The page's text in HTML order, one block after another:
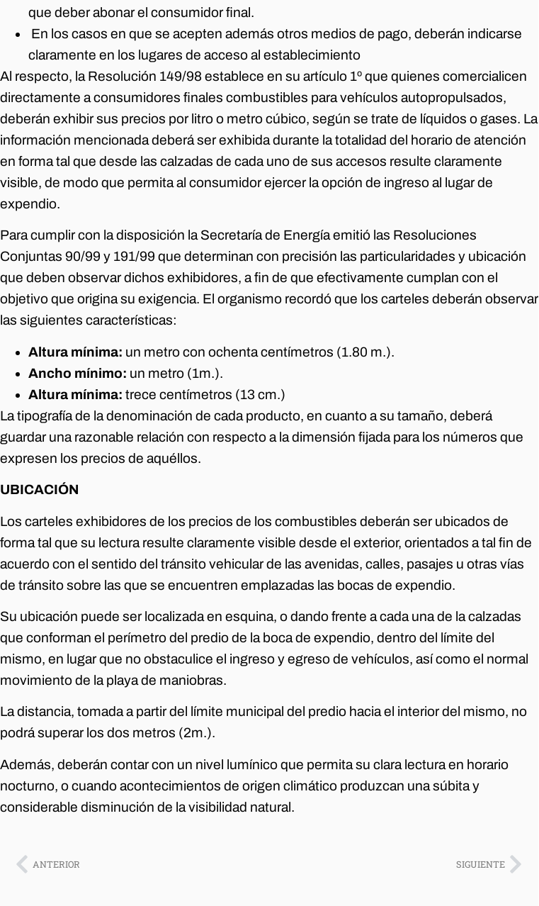
que deber abonar el consumidor final.
En los casos en que se acepten además otros medios de pago, deberán indicarse
claramente en los lugares de acceso al establecimiento
Al respecto, la Resolución 149/98 establece en su artículo 1º que quienes comercialicen
directamente a consumidores finales combustibles para vehículos autopropulsados,
deberán exhibir sus precios por litro o metro cúbico, según se trate de líquidos o gases. La
información mencionada deberá ser exhibida durante la totalidad del horario de atención
en forma tal que desde las calzadas de cada uno de sus accesos resulte claramente
visible, de modo que permita al consumidor ejercer la opción de ingreso al lugar de
expendio.
Para cumplir con la disposición la Secretaría de Energía emitió las Resoluciones
Conjuntas 90/99 y 191/99 que determinan con precisión las particularidades y ubicación
que deben observar dichos exhibidores, a fin de que efectivamente cumplan con el
objetivo que origina su exigencia. El organismo recordó que los carteles deberán observar
las siguientes características:
Altura mínima: un metro con ochenta centímetros (1.80 m.).
Ancho mínimo: un metro (1m.).
Altura mínima: trece centímetros (13 cm.)
La tipografía de la denominación de cada producto, en cuanto a su tamaño, deberá
guardar una razonable relación con respecto a la dimensión fijada para los números que
expresen los precios de aquéllos.
UBICACIÓN
Los carteles exhibidores de los precios de los combustibles deberán ser ubicados de
forma tal que su lectura resulte claramente visible desde el exterior, orientados a tal fin de
acuerdo con el sentido del tránsito vehicular de las avenidas, calles, pasajes u otras vías
de tránsito sobre las que se encuentren emplazadas las bocas de expendio.
Su ubicación puede ser localizada en esquina, o dando frente a cada una de la calzadas
que conforman el perímetro del predio de la boca de expendio, dentro del límite del
mismo, en lugar que no obstaculice el ingreso y egreso de vehículos, así como el normal
movimiento de la playa de maniobras.
La distancia, tomada a partir del límite municipal del predio hacia el interior del mismo, no
podrá superar los dos metros (2m.).
Además, deberán contar con un nivel lumínico que permita su clara lectura en horario
nocturno, o cuando acontecimientos de origen climático produzcan una súbita y
considerable disminución de la visibilidad natural.
ANTERIOR SIGUIENTE